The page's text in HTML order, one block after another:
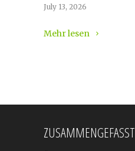
July 13, 2026
Mehr lesen
ZUSAMMENGEFASST